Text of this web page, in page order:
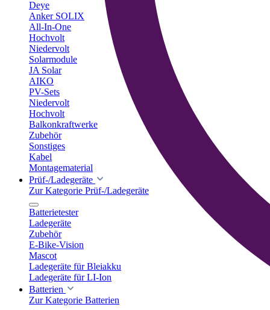
Deye
Anker SOLIX
All-In-One
Hochvolt
Niedervolt
Solarmodule
JA Solar
AIKO
PV-Sets
Niedervolt
Hochvolt
Balkonkraftwerke
Zubehör
Sonstiges
Kabel
Montagematerial
Prüf-/Ladegeräte
Zur Kategorie Prüf-/Ladegeräte
Batterietester
Ladegeräte
Zubehör
E-Bike-Vision
Mascot
Ladegeräte für Bleiakku
Ladegeräte für LI-Ion
Batterien
Zur Kategorie Batterien